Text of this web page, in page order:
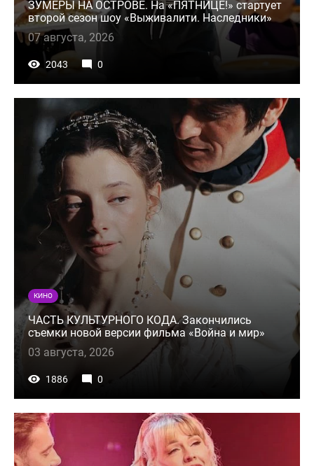
ЗУМЕРЫ НА ОСТРОВЕ. На «ПЯТНИЦЕ!» стартует
второй сезон шоу «Выживалити. Наследники»
07 августа, 2026
2043 0
КИНО
ЧАСТЬ КУЛЬТУРНОГО КОДА. Закончились
съемки новой версии фильма «Война и мир»
03 августа, 2026
1886 0